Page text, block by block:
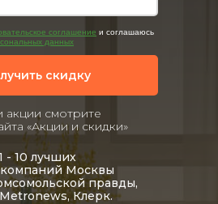
10 лучших
Москвы
правды,
Клерк.
соглашение и соглашаюсь
данных
скидку
смотрите
«Акции и скидки»